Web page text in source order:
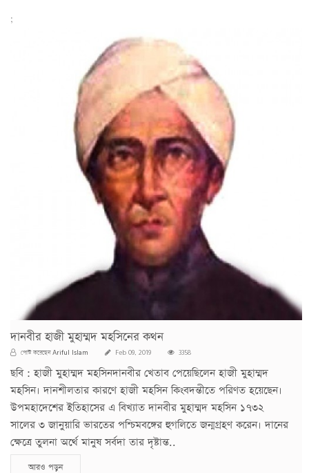
;
দানবীর হাজী মুহাম্মদ মহসিনের কথন
পোস্ট করেছেনAriful Islam Feb 09, 2019 3358
ছবি : হাজী মুহাম্মদ মহসিনদানবীর খেতাব পেয়েছিলেন হাজী মুহাম্মদ
মহসিন। দানশীলতার কারণে হাজী মহসিন কিংবদন্তীতে পরিণত হয়েছেন।
উপমহাদেশের ইতিহাসের এ বিখ্যাত দানবীর মুহাম্মদ মহসিন ১৭৩২
সালের ৩ জানুয়ারি ভারতের পশ্চিমবঙ্গের হুগলিতে জন্মগ্রহণ করেন। দানের
ক্ষেত্রে তুলনা অর্থে মানুষ সর্বদা তার দৃষ্টান্ত..
আরও পড়ুন